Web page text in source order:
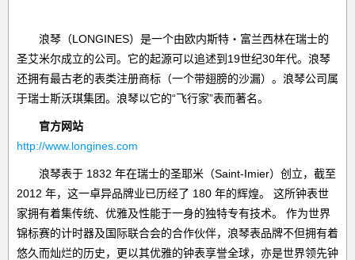
浪琴（LONGINES）是一个由欧内斯特‧富兰西林在瑞士的
圣艾米尔成立的公司。它的起源可以追述到19世纪30年代。浪琴
还拥有最古老的表类注册商标（一个带翅膀的沙漏）。浪琴公司属
于瑞士斯沃琪集团。浪琴以它的“飞行家”表而著名。
官方网站
http://www.longines.com
浪琴表于 1832 年在瑞士的圣耶米（Saint-Imier）创立，截至
2012 年，这一卓异品牌业已历经了 180 年的辉煌。 这所钟表世
家拥有着集传统、优雅及性能于一身的独特专有技术。 作为世界
锦标赛的计时器及国际联合会的合作伙伴，浪琴表品牌不但拥有着
悠久而灿烂的历史，更以其优雅的钟表享誉全球，亦是世界领先钟